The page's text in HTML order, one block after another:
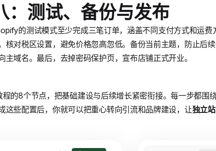
：测试、备份与发布
的测试模式至少完成三笔订单，涵盖不同支付方式和运
核对税区设置，避免价格忽高忽低。备份当前主题，防止后
主域名。最后，去掉密码保护页，宣布店铺正式开业。
的8个节点，把基础建设与后续增长紧密衔接。每一步都围
这些配置后，你就可以把重心转向引流和品牌建设，让独立站